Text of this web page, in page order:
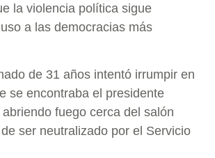
la violencia política sigue
a las democracias más
de 31 años intentó irrumpir en
se encontraba el presidente
fuego cerca del salón
ser neutralizado por el Servicio